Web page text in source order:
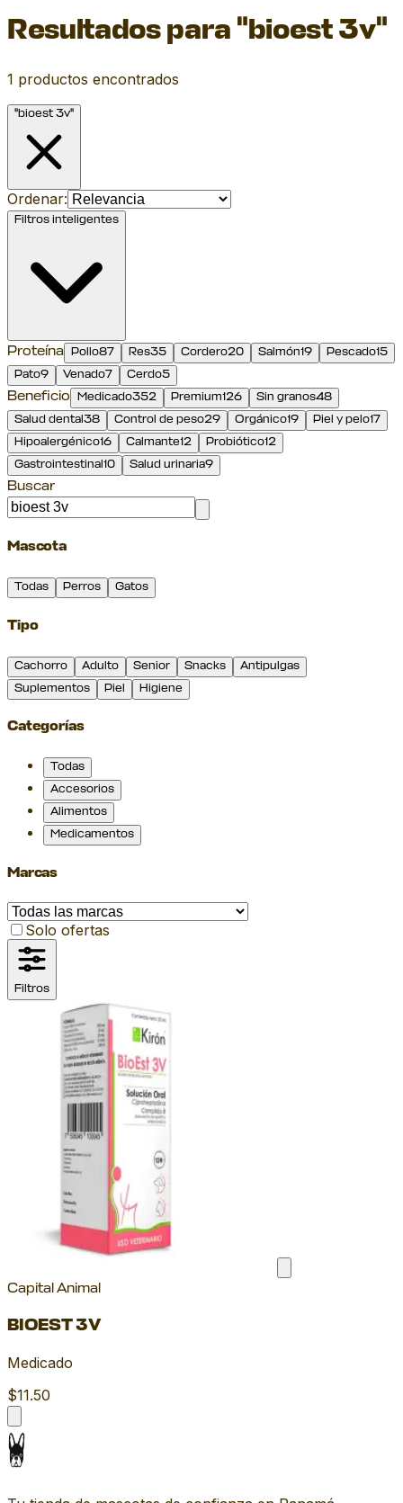
Resultados para "bioest 3v"
1 productos encontrados
"bioest 3v"
Ordenar:
Filtros inteligentes
Proteína Pollo87 Res35 Cordero20 Salmón19 Pescado15
Pato9 Venado7 Cerdo5
Beneficio Medicado352 Premium126 Sin granos48
Salud dental38 Control de peso29 Orgánico19 Piel y pelo17
Hipoalergénico16 Calmante12 Probiótico12
Gastrointestinal10 Salud urinaria9
Buscar
Mascota
Todas Perros Gatos
Tipo
Cachorro Adulto Senior Snacks
Antipulgas
Suplementos
Piel Higiene
Categorías
Todas
Accesorios
Alimentos
Medicamentos
Marcas
Solo ofertas
Filtros
Capital Animal
BIOEST 3V
Medicado
$11.50